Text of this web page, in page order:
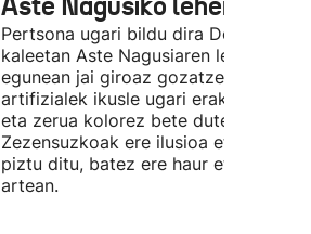
Aste Nagusiko lehen
Pertsona ugari bildu dira Donostiako
kaleetan Aste Nagusiaren lehen
egunean jai giroaz gozatzeko. Su
artifizialek ikusle ugari erakarri
eta zerua kolorez bete dute.
Zezensuzkoak ere ilusioa eta
piztu ditu, batez ere haur eta
artean.